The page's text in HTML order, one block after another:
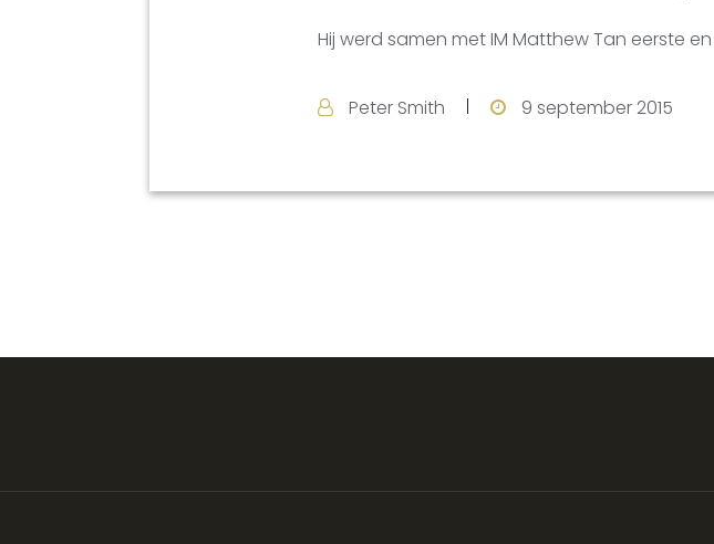
Hij werd samen met IM Matthew Tan eerste
Peter Smith 9 september 2015